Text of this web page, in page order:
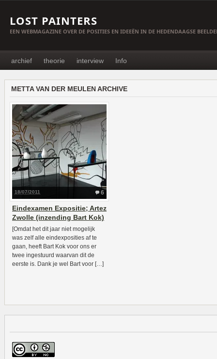
LOST PAINTERS
EEN WEBMAGAZINE OVER DE POSITIES EN IDEEËN IN DE HEDENDAAGSE
archief theorie interview Info
METTA VAN DER MEULEN ARCHIVE
6
18/07/2011
Eindexamen Expositie; Artez
Zwolle (inzending Bart Kok)
[Omdat het dit jaar niet mogelijk
was zelf alle eindexposities af te
gaan, heeft Bart Kok voor ons er
twee ingestuurd waarvan dit de
eerste is. Dank je wel Bart voor […]